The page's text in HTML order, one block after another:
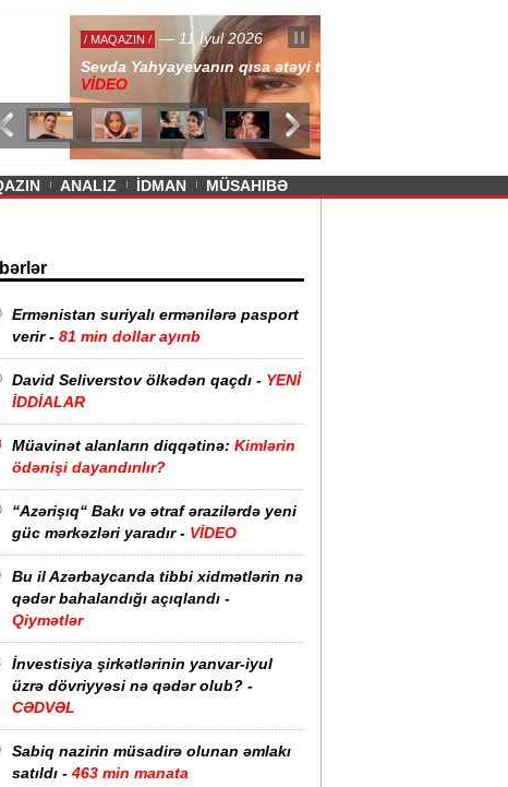
— 11 İyul 2026
qısa ətəyi tənqid olundu -
ANALIZ İDMAN MÜSAHIBƏ
Ermənistan suriyalı ermənilərə pasport
verir - 81 min dollar ayırıb
David Seliverstov ölkədən qaçdı - YENİ
İDDİALAR
Müavinət alanların diqqətinə: Kimlərin
ödənişi dayandırılır?
“Azərişıq“ Bakı və ətraf ərazilərdə yeni
güc mərkəzləri yaradır - VİDEO
Bu il Azərbaycanda tibbi xidmətlərin nə
qədər bahalandığı açıqlandı -
Qiymətlər
İnvestisiya şirkətlərinin yanvar-iyul
üzrə dövriyyəsi nə qədər olub? -
CƏDVƏL
Sabiq nazirin müsadirə olunan əmlakı
satıldı - 463 min manata